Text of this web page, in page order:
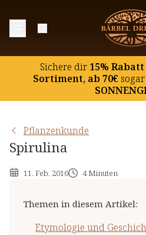
Sichere dir15% Rabatt
Sortiment, ab 70€ sogar
Pflanzenkunde
Spirulina
11. Feb. 2016 4 Minuten
Themen in diesem Artikel:
Etymologie und
Etymologie und
Botanik der Spirulina Algen
Potentiell aktive
Hinweise